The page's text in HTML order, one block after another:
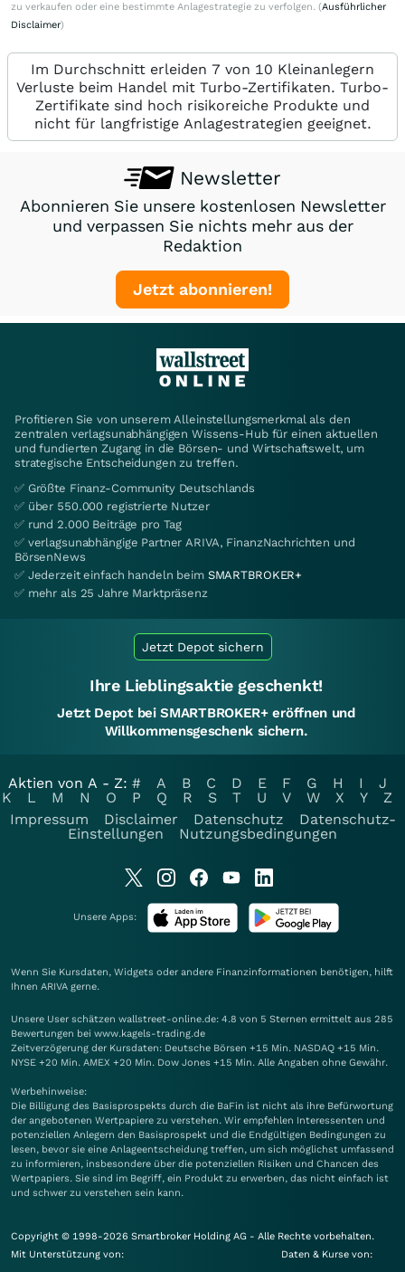
zu verkaufen oder eine bestimmte Anlagestrategie zu verfolgen. (Ausführlicher
Disclaimer)
Im Durchschnitt erleiden 7 von 10 Kleinanlegern
Verluste beim Handel mit Turbo-Zertifikaten. Turbo-
Zertifikate sind hoch risikoreiche Produkte und
nicht für langfristige Anlagestrategien geeignet.
Newsletter
Abonnieren Sie unsere kostenlosen Newsletter
und verpassen Sie nichts mehr aus der
Redaktion
Jetzt abonnieren!
Profitieren Sie von unserem Alleinstellungsmerkmal als den
zentralen verlagsunabhängigen Wissens-Hub für einen aktuellen
und fundierten Zugang in die Börsen- und Wirtschaftswelt, um
strategische Entscheidungen zu treffen.
✅ Größte Finanz-Community Deutschlands
✅ über 550.000 registrierte Nutzer
✅ rund 2.000 Beiträge pro Tag
✅ verlagsunabhängige Partner ARIVA, FinanzNachrichten und
BörsenNews
✅ Jederzeit einfach handeln beim SMARTBROKER+
✅ mehr als 25 Jahre Marktpräsenz
Jetzt Depot sichern
Ihre Lieblingsaktie geschenkt!
Jetzt Depot bei SMARTBROKER+ eröffnen und
Willkommensgeschenk sichern.
Aktien von A - Z: # A B C D E F G H I
J
K
L M N O P Q R S T U V W X Y
Z
Impressum
Disclaimer Datenschutz
Datenschutz-
Einstellungen
Nutzungsbedingungen
Unsere Apps:
Wenn Sie Kursdaten, Widgets oder andere Finanzinformationen benötigen, hilft
Ihnen ARIVA gerne.
Unsere User schätzen wallstreet-online.de: 4.8 von 5 Sternen ermittelt aus 285
Bewertungen bei www.kagels-trading.de
Zeitverzögerung der Kursdaten: Deutsche Börsen +15 Min. NASDAQ +15 Min.
NYSE +20 Min. AMEX +20 Min. Dow Jones +15 Min. Alle Angaben ohne Gewähr.
Werbehinweise:
Die Billigung des Basisprospekts durch die BaFin ist nicht als ihre Befürwortung
der angebotenen Wertpapiere zu verstehen. Wir empfehlen Interessenten und
potenziellen Anlegern den Basisprospekt und die Endgültigen Bedingungen zu
lesen, bevor sie eine Anlageentscheidung treffen, um sich möglichst umfassend
zu informieren, insbesondere über die potenziellen Risiken und Chancen des
Wertpapiers. Sie sind im Begriff, ein Produkt zu erwerben, das nicht einfach ist
und schwer zu verstehen sein kann.
Copyright © 1998-2026 Smartbroker Holding AG - Alle Rechte vorbehalten.
Mit Unterstützung von:
Daten & Kurse von: